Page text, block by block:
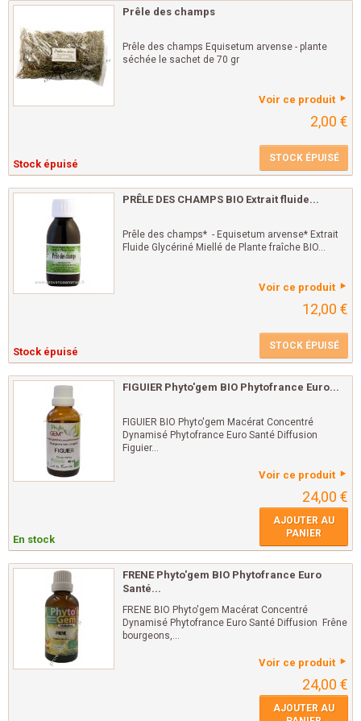
Prêle des champs
Prêle des champs Equisetum arvense - plante
séchée le sachet de 70 gr
Voir ce produit
2,00 €
Stock épuisé STOCK ÉPUISÉ
PRÊLE DES CHAMPS BIO Extrait fluide...
Prêle des champs* - Equisetum arvense* Extrait
Fluide Glycériné Miellé de Plante fraîche BIO...
Voir ce produit
12,00 €
Stock épuisé STOCK ÉPUISÉ
FIGUIER Phyto'gem BIO Phytofrance Euro...
FIGUIER BIO Phyto'gem Macérat Concentré
Dynamisé Phytofrance Euro Santé Diffusion
Figuier...
Voir ce produit
24,00 €
En stock
AJOUTER AU
PANIER
FRENE Phyto'gem BIO Phytofrance Euro
Santé...
FRENE BIO Phyto'gem Macérat Concentré
Dynamisé Phytofrance Euro Santé Diffusion Frêne
bourgeons,...
Voir ce produit
24,00 €
AJOUTER AU